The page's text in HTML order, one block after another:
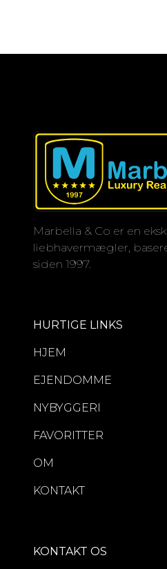
Villaen har en større
stranden og det
på Costa del Sol.
Området er et paradis
skønhed med mange
udforske, samt tæt på de
golfbaner i området.
Marbella & Co er en
liebhavermægler,
siden 1997.
HURTIGE LINKS
HJEM
EJENDOMME
NYBYGGERI
FAVORITTER
OM
KONTAKT
KONTAKT OS